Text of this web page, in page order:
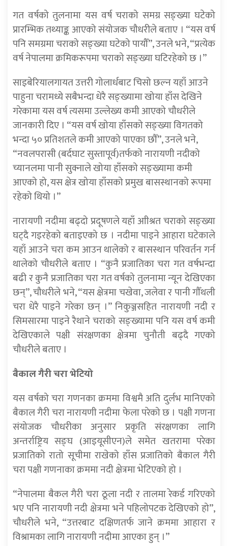
गत वर्षको तुलनामा यस वर्ष चराको समग्र सङ्ख्या घटेको
प्रारम्भिक तथ्याङ्क आएको संयोजक चौधरीले बताए । “यस वर्ष
पनि समग्रमा चराको सङ्ख्या घटेको पायौँ”, उनले भने, “प्रत्येक
वर्ष नेपालमा क्रमिकरूपमा चराको सङ्ख्या घटिरहेको छ ।”
साइबेरियालगायत उत्तरी गोलार्धबाट चिसो छल्न यहाँ आउने
पाहुना चरामध्ये सबैभन्दा धेरै सङ्ख्यामा खोया हाँस देखिने
गरेकामा यस वर्ष त्यसमा उल्लेख्य कमी आएको चौधरीले
जानकारी दिए । “यस वर्ष खोया हाँसको सङ्ख्या विगतको
भन्दा ५० प्रतिशतले कमी आएको पाएका छौँ”, उनले भने,
“नवलपरासी (बर्दघाट सुस्तापूर्व)तर्फको नारायणी नदीको
च्यानलमा पानी सुक्नाले खोया हाँसको सङ्ख्यामा कमी
आएको हो, यस क्षेत्र खोया हाँसको प्रमुख बासस्थानको रूपमा
रहेको थियो ।”
नारायणी नदीमा बढ्दो प्रदूषणले यहाँ आीश्रत चराको सङ्ख्या
घट्दै गइरहेको बताइएको छ । नदीमा पाइने आहारा घटेकाले
यहाँ आउने चरा कम आउन थालेको र बासस्थान परिवर्तन गर्न
थालेको चौधरीले बताए । “कुनै प्रजातिका चरा गत वर्षभन्दा
बढी र कुनै प्रजातिका चरा गत वर्षको तुलनामा न्यून देखिएका
छन्”, चौधरीले भने, “यस क्षेत्रमा चखेवा, जलेवा र पानी गाैँथली
चरा धेरै पाइने गरेका छन् ।” निकुञ्जसहित नारायणी नदी र
सिमसारमा पाइने रैथाने चराको सङ्ख्यामा पनि यस वर्ष कमी
देखिएकाले पक्षी संरक्षणका क्षेत्रमा चुनौती बढ्दै गएको
चौधरीले बताए ।
बैकाल गैरी चरा भेटियो
यस वर्षको चरा गणनका क्रममा विश्वमै अति दुर्लभ मानिएको
बैकाल गैरी चरा नारायणी नदीमा फेला परेको छ । पक्षी गणना
संयोजक चौधरीका अनुसार प्रकृति संरक्षणका लागि
अन्तर्राष्ट्रिय सङ्घ (आइयूसीएन)ले समेत खतरामा परेका
प्रजातिको रातो सूचीमा राखेको हाँस प्रजातिको बैकाल गैरी
चरा पक्षी गणनाका क्रममा नदी क्षेत्रमा भेटिएको हो ।
“नेपालमा बैकल गैरी चरा ठूला नदी र तालमा रेकर्ड गरिएको
भए पनि नारायणी नदी क्षेत्रमा भने पहिलोपटक देखिएको हो”,
चौधरीले भने, “उत्तरबाट दक्षिणतर्फ जाने क्रममा आहारा र
विश्रामका लागि नारायणी नदीमा आएका हुन् ।”